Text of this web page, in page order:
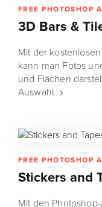
FREE PHOTOSHOP
3D Bars &
Mit der
kann man Fotos
und Flächen
Auswahl.
FREE PHOTOSHOP
Stickers and
Mit den